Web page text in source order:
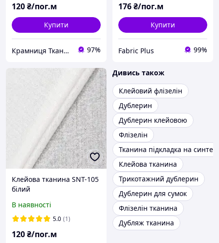
120₴/пог.м
Купити
Крамниця Тканин 97%
176₴/пог.м
Купити
Fabric Plus 99%
Клейова тканина SNT-105
білий
В наявності
5.0 (1)
120₴/пог.м
Дивись також
Клейовий флізелін
Дублерин
Дублерин клейовою
Флізелін
Тканина підкладка на
Клейова тканина
Трикотажний дублерин
Дублерин для сумок
Флізелін тканина
Дубляж тканина